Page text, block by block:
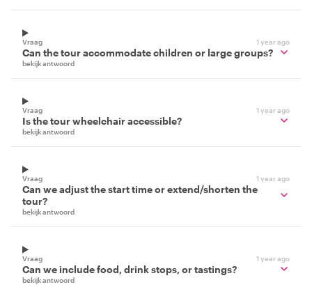
Vraag 1 year ago
Can the tour accommodate children or large groups?
bekijk antwoord
Vraag 1 year ago
Is the tour wheelchair accessible?
bekijk antwoord
Vraag 1 year ago
Can we adjust the start time or extend/shorten the
tour?
bekijk antwoord
Vraag 1 year ago
Can we include food, drink stops, or tastings?
bekijk antwoord